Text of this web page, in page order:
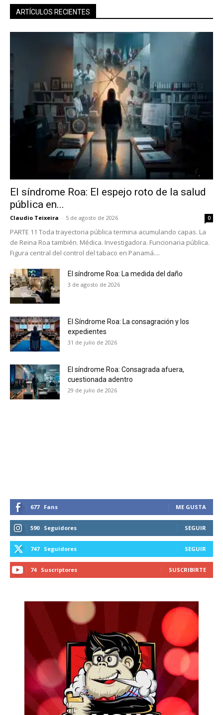
ARTÍCULOS RECIENTES
El síndrome Roa: El espejo roto de la salud
pública en...
Claudio Teixeira - 5 de agosto de 2026 0
PARTE 11 Toda trayectoria pública termina acumulando capas. La
de Reina Roa también. Médica. Investigadora. Funcionaria pública.
Figura central del control del tabaco en Panamá....
El síndrome Roa: La medida del daño
3 de agosto de 2026
El Síndrome Roa: La consagración y los
expedientes
31 de julio de 2026
El síndrome Roa: Consagrada afuera,
cuestionada adentro
29 de julio de 2026
677 Fans ME GUSTA
590 Seguidores SEGUIR
747 Seguidores SEGUIR
74 Suscriptores SUSCRIBIRTE